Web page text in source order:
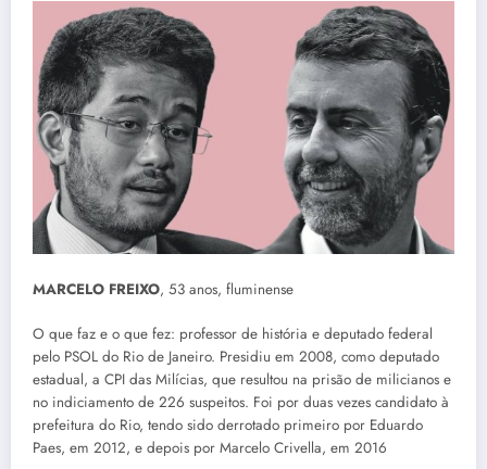
MARCELO FREIXO, 53 anos, fluminense
O que faz e o que fez: professor de história e deputado federal
pelo PSOL do Rio de Janeiro. Presidiu em 2008, como deputado
estadual, a CPI das Milícias, que resultou na prisão de milicianos e
no indiciamento de 226 suspeitos. Foi por duas vezes candidato à
prefeitura do Rio, tendo sido derrotado primeiro por Eduardo
Paes, em 2012, e depois por Marcelo Crivella, em 2016